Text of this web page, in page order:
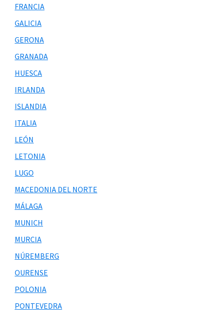
FRANCIA
GALICIA
GERONA
GRANADA
HUESCA
IRLANDA
ISLANDIA
ITALIA
LEÓN
LETONIA
LUGO
MACEDONIA DEL NORTE
MÁLAGA
MUNICH
MURCIA
NÚREMBERG
OURENSE
POLONIA
PONTEVEDRA